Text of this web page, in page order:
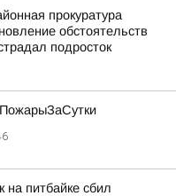
прокуратура
обстоятельств
подросток
на питбайке сбил